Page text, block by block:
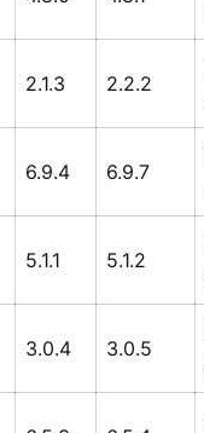
2.1.3 2.2.2
6.9.4 6.9.7
5.1.1 5.1.2
3.0.4 3.0.5